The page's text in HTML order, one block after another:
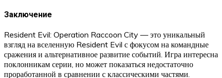
Заключение
Resident Evil: Operation Raccoon City — это уникальный
взгляд на вселенную Resident Evil с фокусом на командные
сражения и альтернативное развитие событий. Игра интересна
поклонникам серии, но может показаться недостаточно
проработанной в сравнении с классическими частями.